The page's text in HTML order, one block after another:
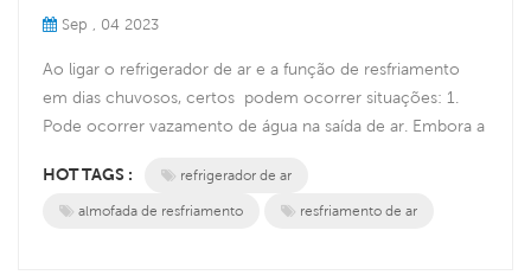
Sep , 04 2023
Ao ligar o refrigerador de ar e a função de resfriamento
em dias chuvosos, certos podem ocorrer situações: 1.
Pode ocorrer vazamento de água na saída de ar. Embora a
refrigerador de ar, vento forte e chuva ao ar livre podem
permitir a entrada de água da chuva e causar vazamento.
HOT TAGS :
refrigerador de ar
almofada de resfriamento
resfriamento de ar